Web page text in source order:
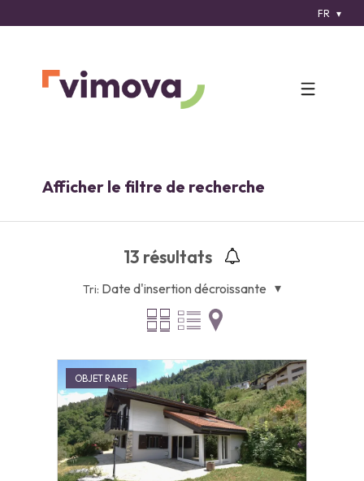
FR
Afficher le filtre de recherche
13 résultats
Tri: Date d'insertion décroissante
OBJET RARE